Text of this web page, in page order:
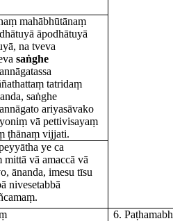
mahābhūtānaṃ
āpodhātuyā
na tveva
saṅghe
tatridaṃ
saṅghe
ariyasāvako
vā pettivisayaṃ
ṭhānaṃ vijjati.
ye ca
mittā vā amaccā vā
ānanda, imesu tīsu
nivesetabbā
6.